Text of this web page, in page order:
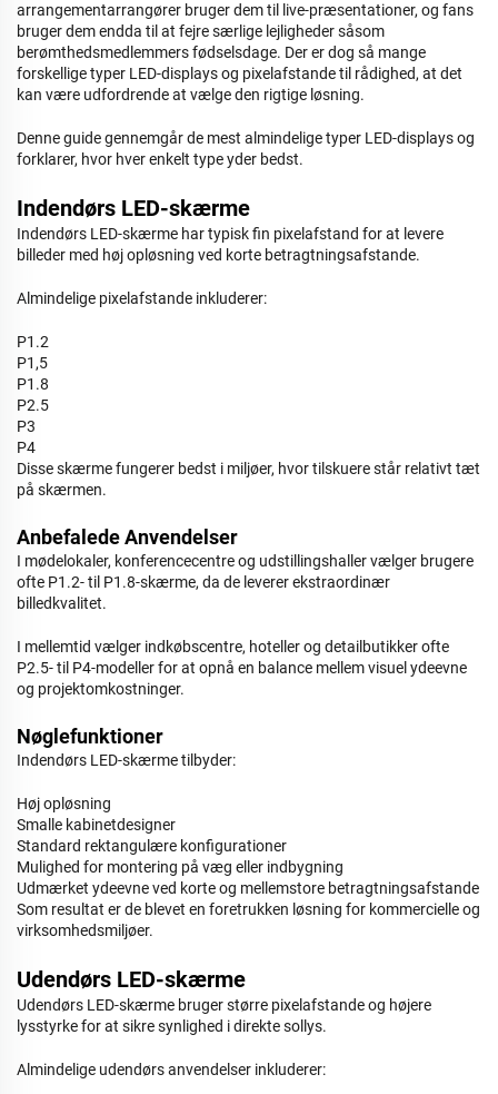
arrangementarrangører bruger dem til live-præsentationer, og fans
bruger dem endda til at fejre særlige lejligheder såsom
berømthedsmedlemmers fødselsdage. Der er dog så mange
forskellige typer LED-displays og pixelafstande til rådighed, at det
kan være udfordrende at vælge den rigtige løsning.
Denne guide gennemgår de mest almindelige typer LED-displays og
forklarer, hvor hver enkelt type yder bedst.
Indendørs LED-skærme
Indendørs LED-skærme har typisk fin pixelafstand for at levere
billeder med høj opløsning ved korte betragtningsafstande.
Almindelige pixelafstande inkluderer:
P1.2
P1,5
P1.8
P2.5
P3
P4
Disse skærme fungerer bedst i miljøer, hvor tilskuere står relativt tæt
på skærmen.
Anbefalede Anvendelser
I mødelokaler, konferencecentre og udstillingshaller vælger brugere
ofte P1.2- til P1.8-skærme, da de leverer ekstraordinær
billedkvalitet.
I mellemtid vælger indkøbscentre, hoteller og detailbutikker ofte
P2.5- til P4-modeller for at opnå en balance mellem visuel ydeevne
og projektomkostninger.
Nøglefunktioner
Indendørs LED-skærme tilbyder:
Høj opløsning
Smalle kabinetdesigner
Standard rektangulære konfigurationer
Mulighed for montering på væg eller indbygning
Udmærket ydeevne ved korte og mellemstore betragtningsafstande
Som resultat er de blevet en foretrukken løsning for kommercielle og
virksomhedsmiljøer.
Udendørs LED-skærme
Udendørs LED-skærme bruger større pixelafstande og højere
lysstyrke for at sikre synlighed i direkte sollys.
Almindelige udendørs anvendelser inkluderer: